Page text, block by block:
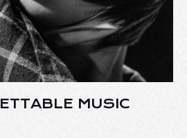
MUSIC